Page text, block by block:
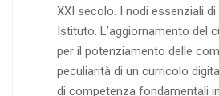
XXI secolo. I nodi essenziali
Istituto. L’aggiornamento del
per il potenziamento delle
peculiarità di un curricolo
di competenza fondamentali